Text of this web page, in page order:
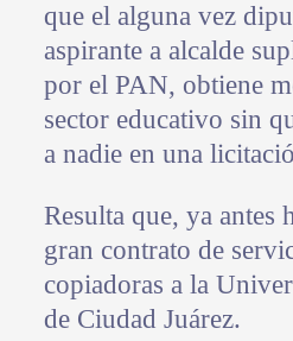
que el alguna vez
aspirante a alcalde
por el PAN, obtiene
sector educativo sin
a nadie en una
Resulta que, ya antes
gran contrato de
copiadoras a la
de Ciudad Juárez.